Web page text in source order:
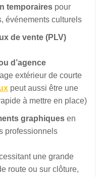
temporaires pour
événements culturels
de vente (PLV)
d’agence
extérieur de courte
peut aussi être une
à mettre en place)
graphiques en
professionnels
une grande
route ou sur clôture,